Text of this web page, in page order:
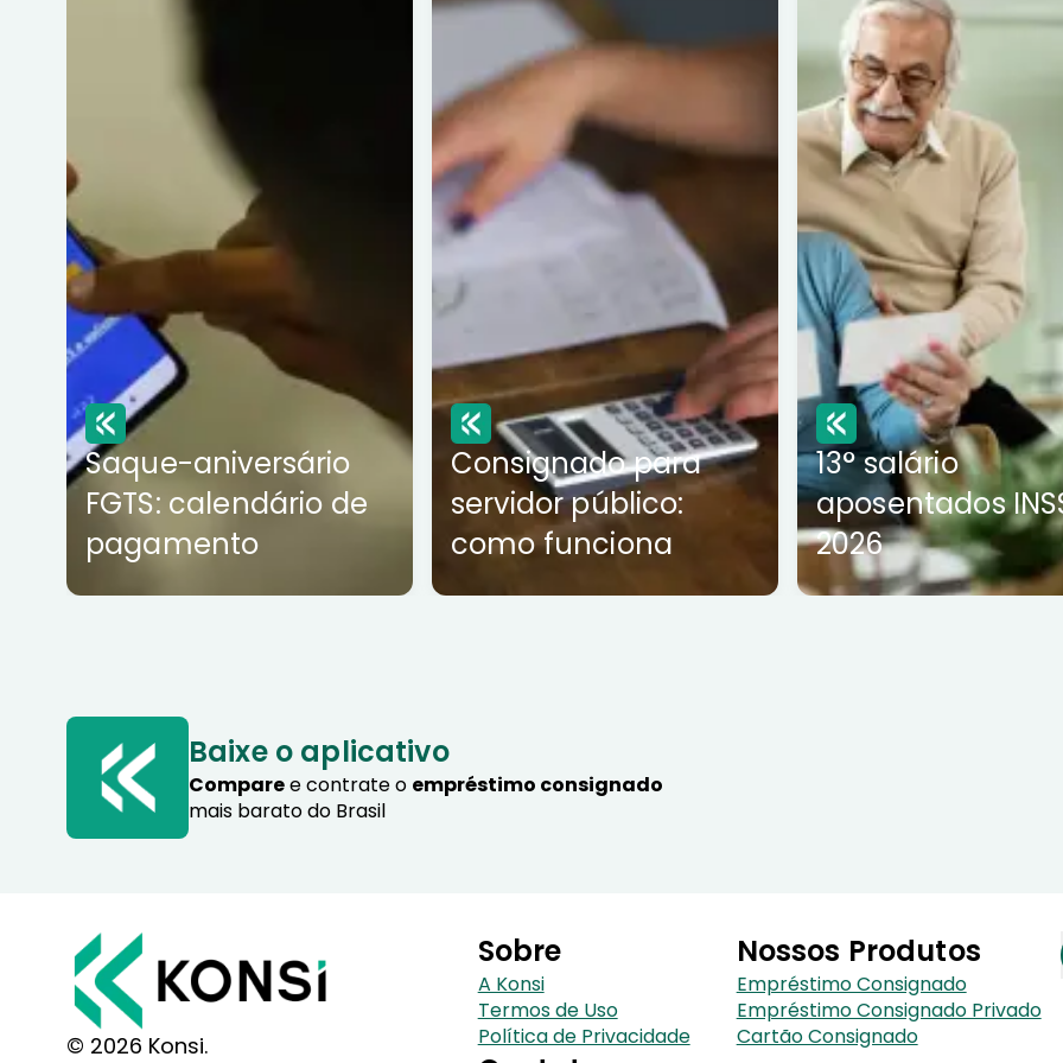
Saque-aniversário
FGTS: calendário de
pagamento
Consignado para
servidor público:
como funciona
13° salário
aposentados
2026
Baixe o aplicativo
Comparee contrate o empréstimo consignado
mais barato do Brasil
© 2026 Konsi.
Sobre
A Konsi
Termos de Uso
Política de Privacidade
Nossos Produtos
Empréstimo Consignado
Empréstimo Consignado Privado
Cartão Consignado